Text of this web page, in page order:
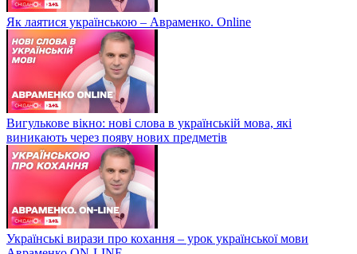
Як лаятися українською – Авраменко. Online
Вигулькове вікно: нові слова в українській мова, які
виникають через появу нових предметів
Українські вирази про кохання – урок української мови